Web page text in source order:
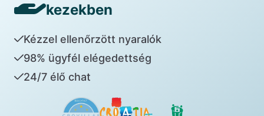
kezekben
Kézzel ellenőrzött nyaralók
98% ügyfél elégedettség
24/7 élő chat